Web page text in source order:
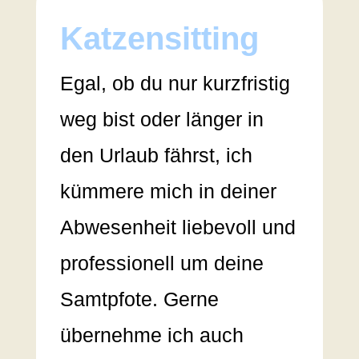
Katzensitting
Egal, ob du nur kurzfristig
weg bist oder länger in
den Urlaub fährst, ich
kümmere mich in deiner
Abwesenheit liebevoll und
professionell um deine
Samtpfote. Gerne
übernehme ich auch